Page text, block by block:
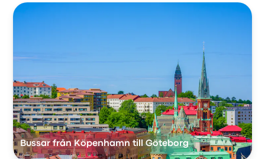
Bussar från Köpenhamn till Göteborg